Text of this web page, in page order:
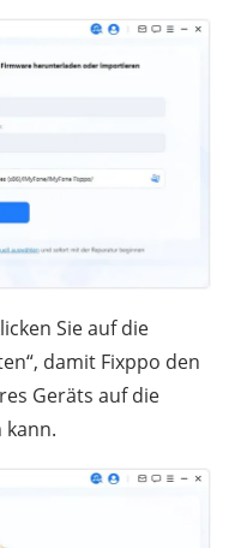
Sie auf die
damit Fixppo den
Geräts auf die
kann.